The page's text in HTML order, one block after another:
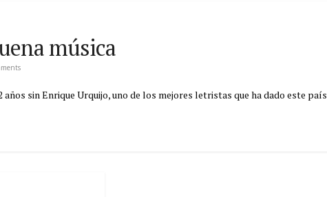
música
sin Enrique Urquijo, uno de los mejores letristas que ha dado este país